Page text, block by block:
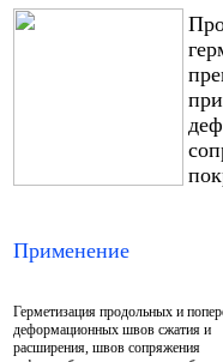
Применение
Герметизация продольных и
деформационных швов сжатия и
расширения, швов сопряжения